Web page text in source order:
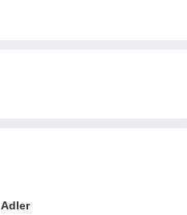
Adler